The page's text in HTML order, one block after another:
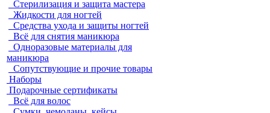
Стерилизация и защита мастера
Жидкости для ногтей
Средства ухода и защиты ногтей
Всё для снятия маникюра
Одноразовые материалы для
маникюра
Сопутствующие и прочие товары
Наборы
Подарочные сертификаты
Всё для волос